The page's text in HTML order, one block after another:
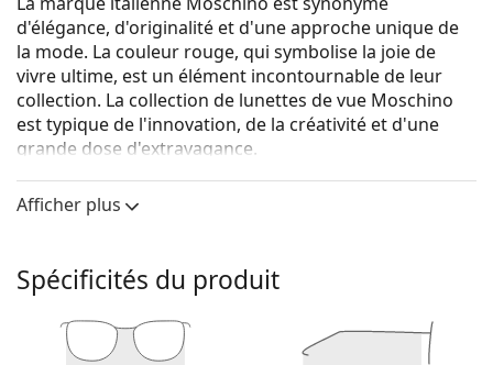
d'élégance, d'originalité et d'une approche unique de
la mode. La couleur rouge, qui symbolise la joie de
vivre ultime, est un élément incontournable de leur
collection. La collection de lunettes de vue Moschino
est typique de l'innovation, de la créativité et d'une
grande dose d'extravagance.
Moschino Love MOL580 IJS 19 52sont des lunettes
pour femmes.
La couleur rose de la monture s'accorde
châtain clair ou blonds clairs.
Les montures carrées sont un choix idéal pour les
Afficher plus
Spécificités du produit